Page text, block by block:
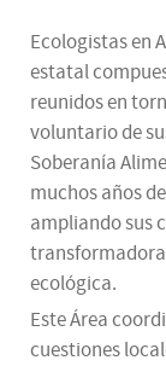
Ecologistas en
estatal
reunidos en
voluntario de
Soberanía
muchos años
ampliando sus
ecológica.
Este Área
cuestiones